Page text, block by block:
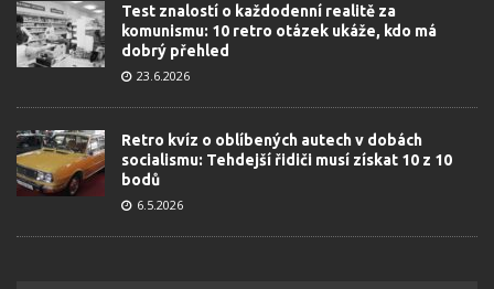
Test znalostí o každodenní realitě za
komunismu: 10 retro otázek ukáže, kdo má
dobrý přehled
23.6.2026
Retro kvíz o oblíbených autech v dobách
socialismu: Tehdejší řidiči musí získat 10 z 10
bodů
6.5.2026